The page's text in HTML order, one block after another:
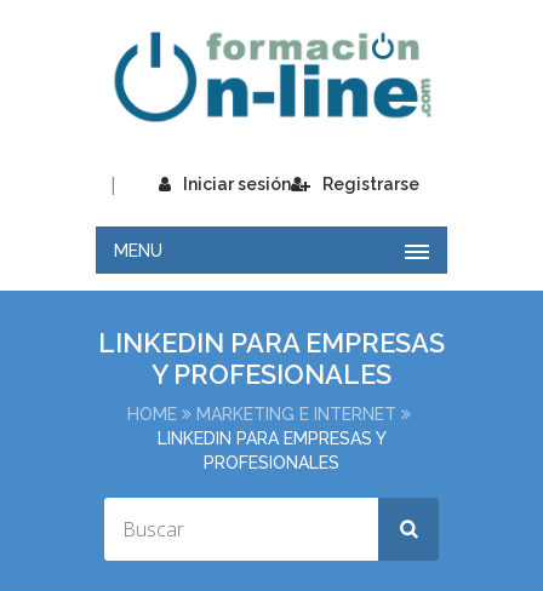
Iniciar sesión
| Registrarse
MENU
LINKEDIN PARA EMPRESAS
Y PROFESIONALES
HOME
MARKETING E INTERNET
LINKEDIN PARA EMPRESAS Y
PROFESIONALES